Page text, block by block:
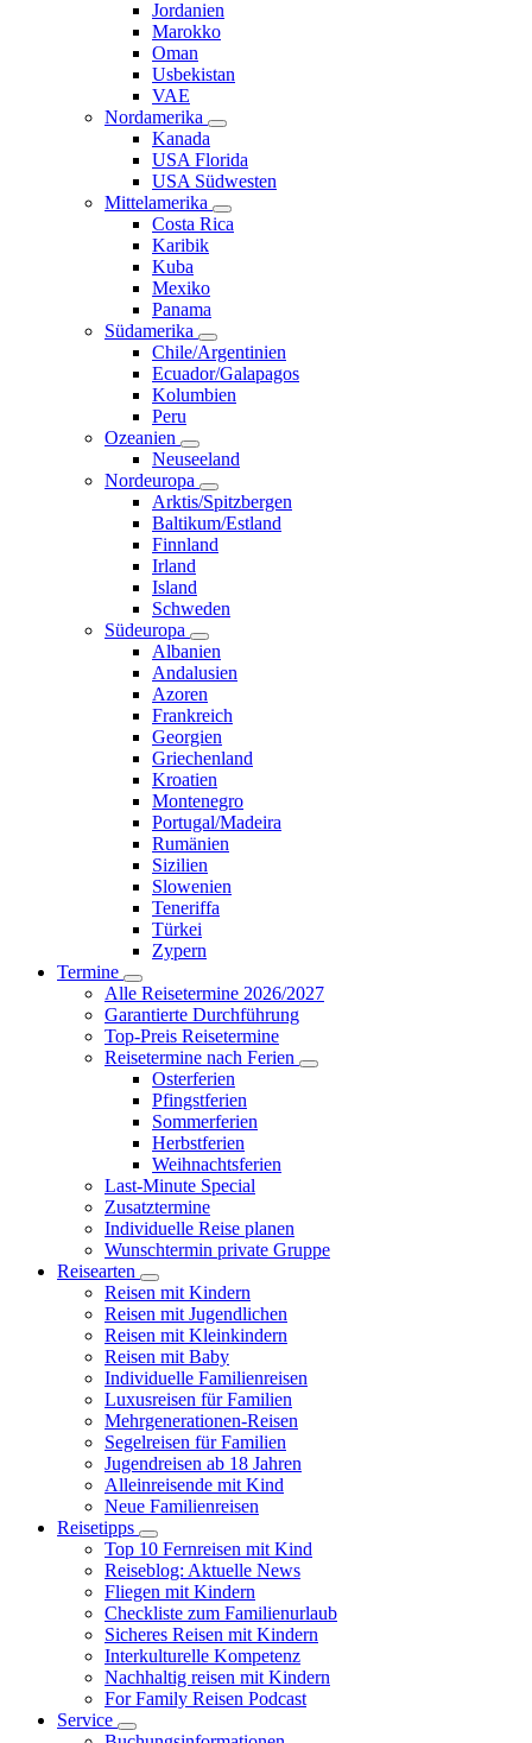
Jordanien
Marokko
Oman
Usbekistan
VAE
Nordamerika
Kanada
USA Florida
USA Südwesten
Mittelamerika
Costa Rica
Karibik
Kuba
Mexiko
Panama
Südamerika
Chile/Argentinien
Ecuador/Galapagos
Kolumbien
Peru
Ozeanien
Neuseeland
Nordeuropa
Arktis/Spitzbergen
Baltikum/Estland
Finnland
Irland
Island
Schweden
Südeuropa
Albanien
Andalusien
Azoren
Frankreich
Georgien
Griechenland
Kroatien
Montenegro
Portugal/Madeira
Rumänien
Sizilien
Slowenien
Teneriffa
Türkei
Zypern
Termine
Alle Reisetermine 2026/2027
Garantierte Durchführung
Top-Preis Reisetermine
Reisetermine nach Ferien
Osterferien
Pfingstferien
Sommerferien
Herbstferien
Weihnachtsferien
Last-Minute Special
Zusatztermine
Individuelle Reise planen
Wunschtermin private Gruppe
Reisearten
Reisen mit Kindern
Reisen mit Jugendlichen
Reisen mit Kleinkindern
Reisen mit Baby
Individuelle Familienreisen
Luxusreisen für Familien
Mehrgenerationen-Reisen
Segelreisen für Familien
Jugendreisen ab 18 Jahren
Alleinreisende mit Kind
Neue Familienreisen
Reisetipps
Top 10 Fernreisen mit Kind
Reiseblog: Aktuelle News
Fliegen mit Kindern
Checkliste zum Familienurlaub
Sicheres Reisen mit Kindern
Interkulturelle Kompetenz
Nachhaltig reisen mit Kindern
For Family Reisen Podcast
Service